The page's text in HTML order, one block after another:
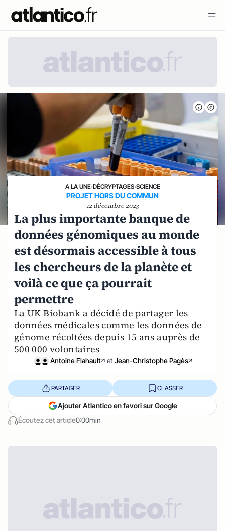
A LA UNE›DÉCRYPTAGES›SCIENCE
PROJET HORS DU COMMUN
12 décembre 2023
La plus importante banque de
données génomiques au monde
est désormais accessible à tous
les chercheurs de la planète et
voilà ce que ça pourrait
permettre
La UK Biobank a décidé de partager les
données médicales comme les données de
génome récoltées depuis 15 ans auprès de
500 000 volontaires
Antoine Flahault et Jean-Christophe Pagès
Écoutez cet article0:00min
PARTAGER CLASSER
Ajouter Atlantico en favori sur Google